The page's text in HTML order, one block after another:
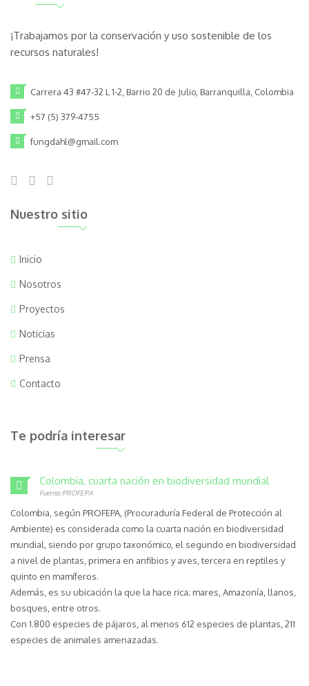
¡Trabajamos por la conservación y uso sostenible de los
recursos naturales!
Carrera 43 #47-32 L 1-2, Barrio 20 de Julio, Barranquilla, Colombia
+57 (5) 379-4755
fungdahl@gmail.com
Nuestro sitio
Inicio
Nosotros
Proyectos
Noticias
Prensa
Contacto
Te podría interesar
Colombia, cuarta nación en biodiversidad mundial
Fuente: PROFEPA
Colombia, según PROFEPA, (Procuraduría Federal de Protección al
Ambiente) es considerada como la cuarta nación en biodiversidad
mundial, siendo por grupo taxonómico, el segundo en biodiversidad
a nivel de plantas, primera en anfibios y aves, tercera en reptiles y
quinto en mamíferos.
Además, es su ubicación la que la hace rica; mares, Amazonía, llanos,
bosques, entre otros.
Con 1.800 especies de pájaros, al menos 612 especies de plantas, 211
especies de animales amenazadas.